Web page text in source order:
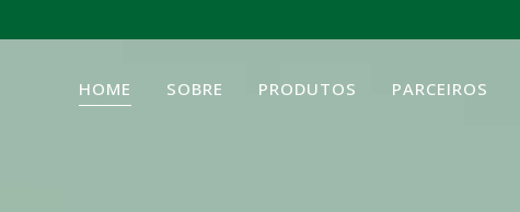
HOME SOBRE PRODUTOS PARCEIROS